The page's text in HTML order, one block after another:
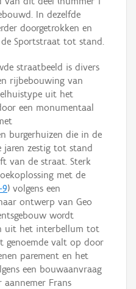
In dezelfde
doorgetrokken en
Sportstraat tot stand.
straatbeeld is divers
rijbebouwing van
uit het
een monumentaal
burgerhuizen die in de
jaren zestig tot stand
van de straat. Sterk
met de
) volgens een
ontwerp van Geo
wordt
uit het interbellum tot
genoemde valt op door
parement en het
een bouwaanvraag
aannemer Frans